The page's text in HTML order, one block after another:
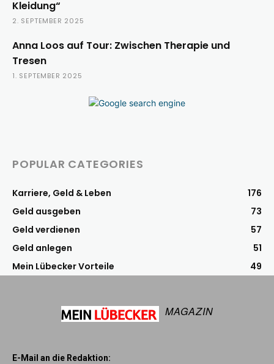
Kleidung“
2. SEPTEMBER 2025
Anna Loos auf Tour: Zwischen Therapie und
Tresen
1. SEPTEMBER 2025
POPULAR CATEGORIES
Karriere, Geld & Leben
176
Geld ausgeben
73
Geld verdienen
57
Geld anlegen
51
Mein Lübecker Vorteile
49
MAGAZIN
E-Mail an die Redaktion: